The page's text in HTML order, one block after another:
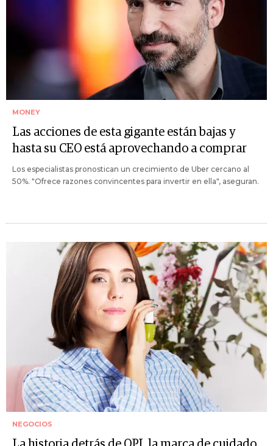
MONEY
Las acciones de esta gigante están bajas y
hasta su CEO está aprovechando a comprar
Los especialistas pronostican un crecimiento de Uber cercano al
50%. "Ofrece razones convincentes para invertir en ella", aseguran.
NEGOCIOS